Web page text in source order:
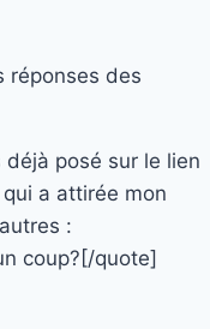
réponses des
posé sur le lien
a attirée mon
:
coup?[/quote]